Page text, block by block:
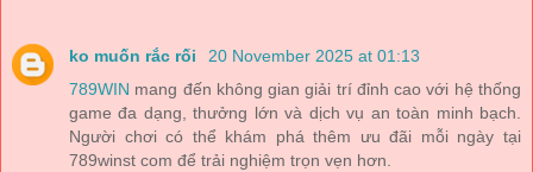
ko muốn rắc rối
20 November 2025 at 01:13
789WIN mang đến không gian giải trí đỉnh cao với hệ thống
game đa dạng, thưởng lớn và dịch vụ an toàn minh bạch.
Người chơi có thể khám phá thêm ưu đãi mỗi ngày tại
789winst com để trải nghiệm trọn vẹn hơn.